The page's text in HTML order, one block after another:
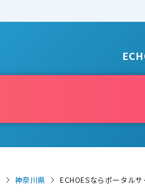
神奈川県 ECHOESならポータル